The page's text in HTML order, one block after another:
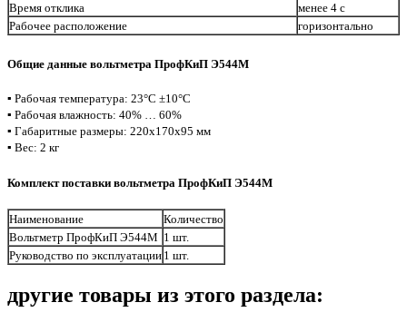
Время отклика
менее 4 с
Рабочее расположение
горизонтально
Общие данные вольтметра ПрофКиП Э544М
▪ Рабочая температура: 23°С ±10°С
▪ Рабочая влажность: 40% … 60%
▪ Габаритные размеры: 220х170х95 мм
▪ Вес: 2 кг
Комплект поставки вольтметра ПрофКиП Э544М
Наименование
Количество
Вольтметр ПрофКиП Э544М 1 шт.
Руководство по эксплуатации 1 шт.
другие товары из этого раздела: